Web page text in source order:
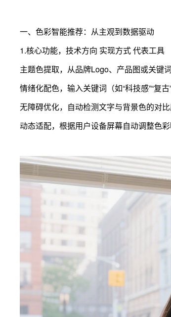
一、色彩智能推荐：从主观到数据驱动
1.核心功能，技术方向 实现方式 代表工具
主题色提取，从品牌Logo、产品图或关键
情绪化配色，输入关键词（如“科技感”“复
无障碍优化，自动检测文字与背景色的对
动态适配，根据用户设备屏幕自动调整色